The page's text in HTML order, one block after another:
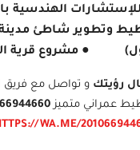
للإستشارات
وتطوير شاطئ
● مشروع قرية
رؤيتكو تواصل مع
عمراني متميز
WA.ME/